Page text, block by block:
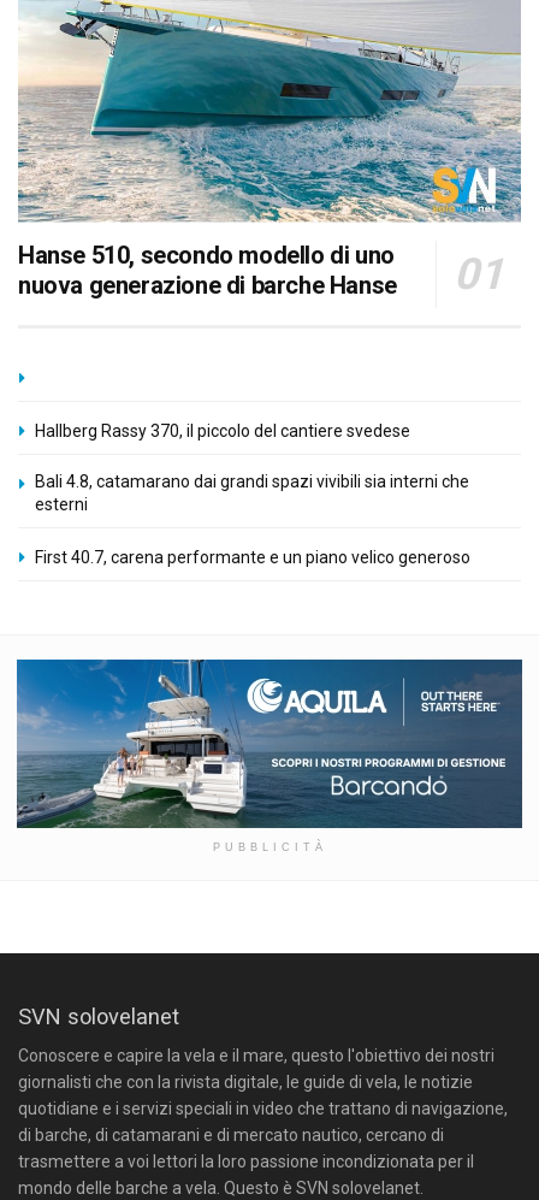
Hanse 510, secondo modello di uno
nuova generazione di barche Hanse
Hallberg Rassy 370, il piccolo del cantiere svedese
Bali 4.8, catamarano dai grandi spazi vivibili sia interni che
esterni
First 40.7, carena performante e un piano velico generoso
PUBBLICITÀ
SVN solovelanet
Conoscere e capire la vela e il mare, questo l'obiettivo dei nostri
giornalisti che con la rivista digitale, le guide di vela, le notizie
quotidiane e i servizi speciali in video che trattano di navigazione,
di barche, di catamarani e di mercato nautico, cercano di
trasmettere a voi lettori la loro passione incondizionata per il
mondo delle barche a vela. Questo è SVN solovelanet.